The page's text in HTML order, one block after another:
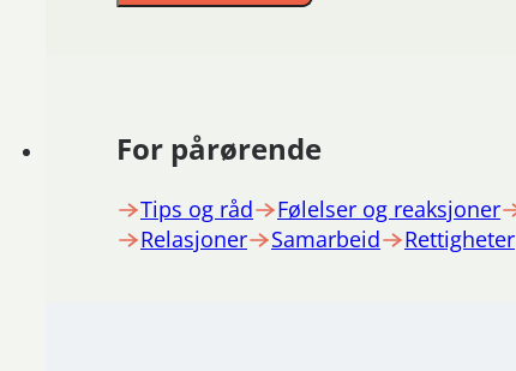
For pårørende
Tips og råd Følelser og reaksjoner
Relasjoner
Samarbeid Rettigheter